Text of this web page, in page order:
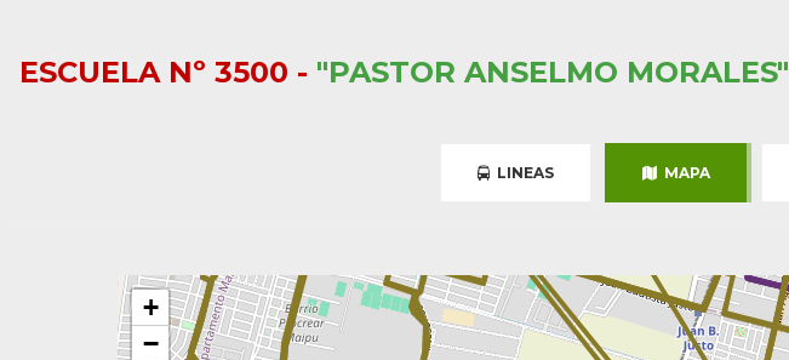
ESCUELA Nº 3500 - "PASTOR ANSELMO MORALES"
LINEAS MAPA
+
−